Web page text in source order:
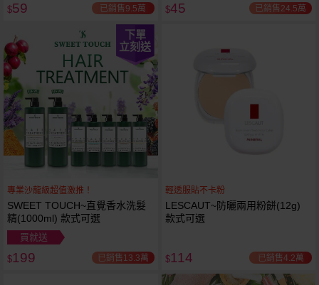
$59 已銷售9.5萬 $45 已銷售24.5萬
下單
立刻送
專業沙龍級超值激推！
SWEET TOUCH~直覺香水洗髮
精(1000ml) 款式可選
買就送
$199 已銷售13.3萬
輕透服貼不卡粉
LESCAUT~防曬兩用粉餅(12g)
款式可選
$114 已銷售4.2萬